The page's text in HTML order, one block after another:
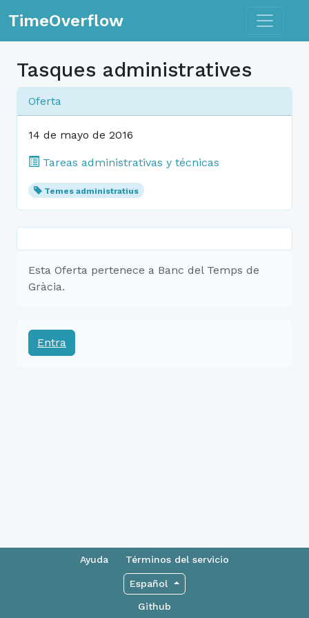
TimeOverflow Toggle
Tasques administratives
Oferta
14 de mayo de 2016
Tareas administrativas y técnicas
Temes administratius
Esta Oferta pertenece a Banc del Temps de
Gràcia.
Entra
Ayuda Términos del servicio
Español
Github